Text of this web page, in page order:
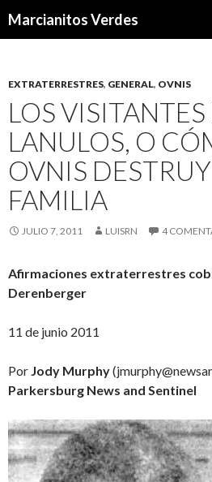
Marcianitos Verdes
EXTRATERRESTRES, GENERAL, OVNIS
LOS VISITANTES
LANULOS, O
OVNIS
FAMILIA
JULIO 7, 2011 LUISRN 4
Afirmaciones extraterrestres
Derenberger
11 de junio 2011
Por Jody Murphy
Parkersburg News and Sentinel